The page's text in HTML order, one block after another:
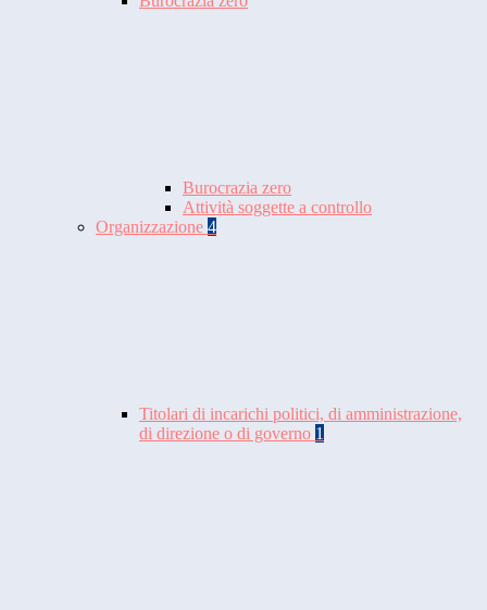
Burocrazia zero
Attività soggette a controllo
Organizzazione 4
Titolari di incarichi politici, di amministrazione,
di direzione o di governo 1